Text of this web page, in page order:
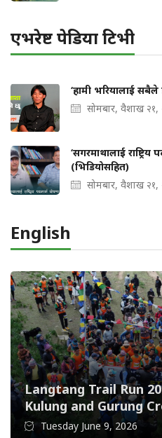
एभरेष्ट पेडिया टिभी
‘हामी भरियालाई सबैले
सोमबार, वैशाख २१,
‘सगरमाथालाई राष्ट्रिय
(भिडियोसहित)
सोमबार, वैशाख २१,
English
Langtang Trail Run
Kulung and Gurung
Tuesday June 9, 2026